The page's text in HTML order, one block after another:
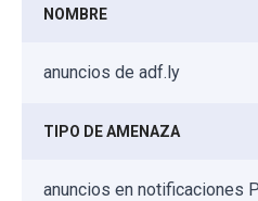
NOMBRE
anuncios de adf.ly
TIPO DE AMENAZA
anuncios en notificaciones